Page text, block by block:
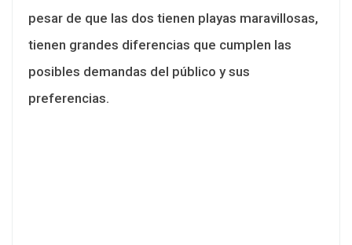
pesar de que las dos tienen playas maravillosas,
tienen grandes diferencias que cumplen las
posibles demandas del público y sus
preferencias.